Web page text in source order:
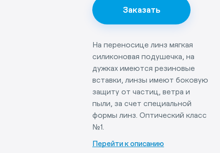
Заказать
На переносице линз мягкая
силиконовая подушечка, на
дужках имеются резиновые
вставки, линзы имеют боковую
защиту от частиц, ветра и
пыли, за счет специальной
формы линз. Оптический класс
№1.
Перейти к описанию